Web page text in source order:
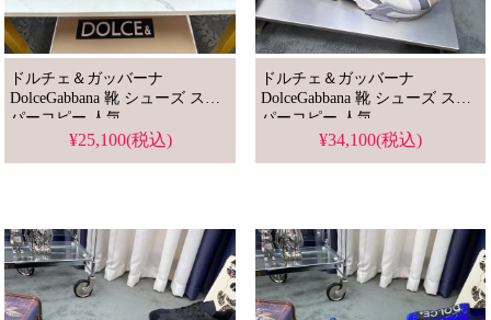
ドルチェ＆ガッバーナ
DolceGabbana 靴 シューズ スー
パーコピー 人気
¥25,100(税込)
ドルチェ＆ガッバーナ
DolceGabbana 靴 シューズ スー
パーコピー 人気
¥34,100(税込)